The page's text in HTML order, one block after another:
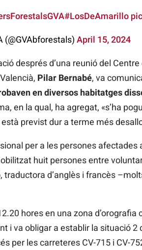
#LosDeAmarillo
(@GVAbforestals) April 15, 2024
després d’una reunió del
Pilar Bernabé, va
en diversos habitatges
en la qual, ha agregat, «s’ha
previst dur a terme més
per a les persones afectades
huit persones entre
traductora d’anglès i francès
hores en una zona
i va obligar a establir la situació 2
per les carreteres CV-715 i CV-